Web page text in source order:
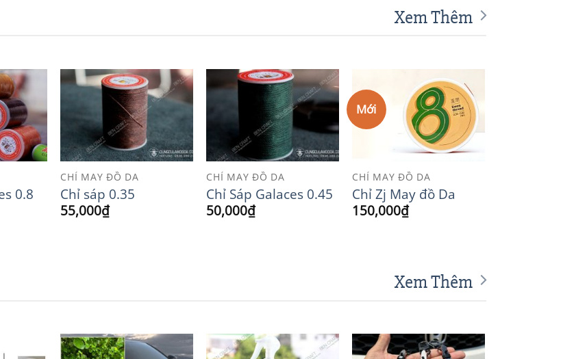
Xem Thêm
Add to
Wishlist
0.8
Add to
Wishlist
CHỈ MAY ĐỒ DA
Chỉ sáp 0.35
55,000₫
Add to
Wishlist
CHỈ MAY ĐỒ DA
Chỉ Sáp Galaces 0.45
50,000₫
Mới
Add to
Wishlist
CHỈ MAY ĐỒ DA
Chỉ Zj May đồ Da
150,000₫
Xem Thêm